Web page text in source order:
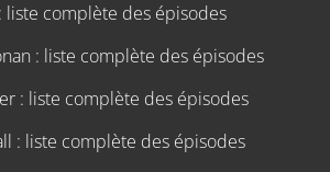
liste complète des épisodes
: liste complète des épisodes
: liste complète des épisodes
: liste complète des épisodes